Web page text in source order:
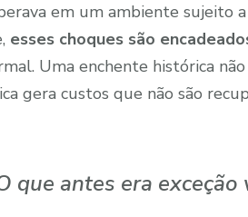
em um ambiente sujeito
esses choques são
Uma enchente histórica
gera custos que não são
que antes era